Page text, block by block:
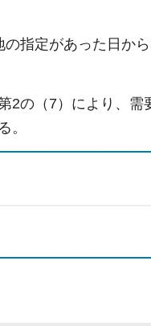
指定があった日か
2の（7）により、
。